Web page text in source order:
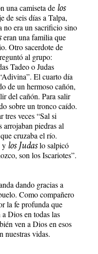
una camiseta de los
de seis días a Talpa,
no era un sacrificio sino
eran una familia que
Otro sacerdote de
al grupo:
Tadeo o Judas
El cuarto día
de un hermoso cañón,
del cañón. Para salir
sobre un tronco caído.
veces “Sal si
arrojaban piedras al
cruzaba el río.
y los Judaslo salpicó
son los Iscariotes”.
dando gracias a
Como compañero
la fe profunda que
Dios en todas las
ven a Dios en esos
nuestras vidas.